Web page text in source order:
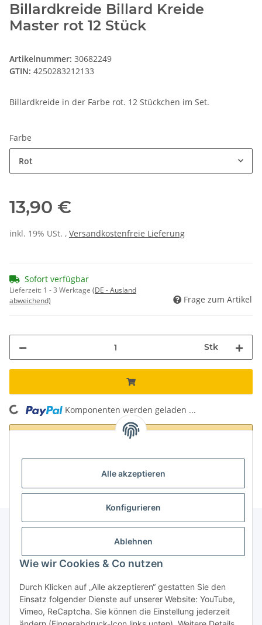
Alle akzeptieren
Konfigurieren
Ablehnen
Wie wir Cookies & Co nutzen
Durch Klicken auf „Alle akzeptieren“ gestatten Sie den
Einsatz folgender Dienste auf unserer Website: YouTube,
Vimeo, ReCaptcha. Sie können die Einstellung jederzeit
Billardkreide Billard Kreide
Master rot 12 Stück
Artikelnummer: 30682249
GTIN: 4250283212133
Billardkreide in der Farbe rot. 12 Stückchen im Set.
Farbe
Rot
13,90 €
inkl. 19% USt. , Versandkostenfreie Lieferung
Sofort verfügbar
Lieferzeit: 1 - 3 Werktage (DE - Ausland
abweichend)
Frage zum Artikel
Stk
Loading... Komponenten werden geladen ...
Gesetzliche Informationen